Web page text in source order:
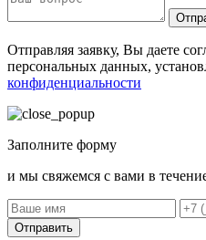
Отправляя заявку, Вы даете
персональных данных,
конфиденциальности
Заполните форму
и мы свяжемся с вами в
Отправить